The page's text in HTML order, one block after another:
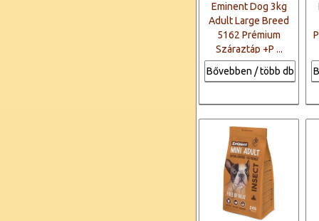
Eminent Dog 3kg
Adult Large Breed
5162 Prémium
Száraztáp +P ...
Bővebben / több db